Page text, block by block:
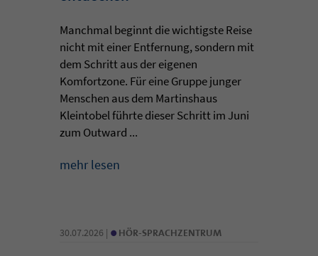
Manchmal beginnt die wichtigste Reise
nicht mit einer Entfernung, sondern mit
dem Schritt aus der eigenen
Komfortzone. Für eine Gruppe junger
Menschen aus dem Martinshaus
Kleintobel führte dieser Schritt im Juni
zum Outward ...
mehr lesen
30.07.2026 | • HÖR-SPRACHZENTRUM